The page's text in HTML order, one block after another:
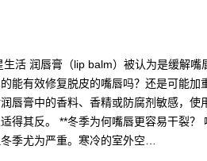
活 润唇膏（lip balm）被认为是缓解嘴
能有效修复脱皮的嘴唇吗？还是可能加
唇膏中的香料、香精或防腐剂敏感，使
得其反。 **冬季为何嘴唇更容易干裂？
季尤为严重。寒冷的室外空…